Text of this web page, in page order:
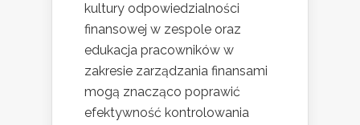
kultury odpowiedzialności
finansowej w zespole oraz
edukacja pracowników w
zakresie zarządzania finansami
mogą znacząco poprawić
efektywność kontrolowania